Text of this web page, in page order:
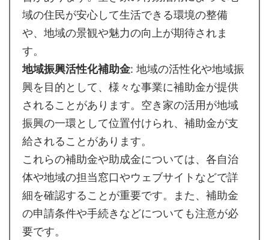
域の住民が安心して生活できる環境の整備
や、地域の景観や魅力の向上が期待されま
す。
地域振興活性化補助金: 地域の活性化や地域振
興を目的として、様々な事業に補助金が提供
されることがあります。空き家の活用が地域
振興の一環として位置付けられ、補助金が支
給されることがあります。
これらの補助金や助成金については、各自治
体や地域の担当窓口やウェブサイトなどで詳
細を確認することが重要です。また、補助金
の申請条件や手続きなどについても注意が必
要です。